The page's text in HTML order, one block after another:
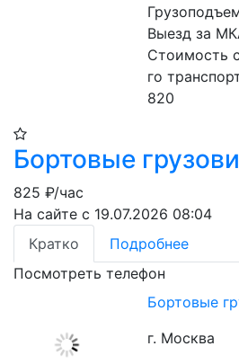
Выезд за
Стоимость
го
820
Бортовые
825 ₽/час
На сайте с 19.07.2026 08:04
Кратко
Подробнее
Посмотреть телефон
Бортовые
г. Москва